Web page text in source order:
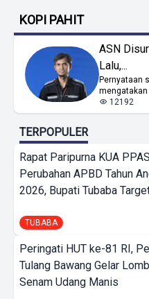
KOPI PAHIT
ASN
Lalu,...
Pernyataan
mengatakan
12192
TERPOPULER
Rapat Paripurna KUA PPAS
Perubahan APBD Tahun
2026, Bupati Tubaba
TUBABA
Peringati HUT ke-81 RI,
Tulang Bawang Gelar
Senam Udang Manis